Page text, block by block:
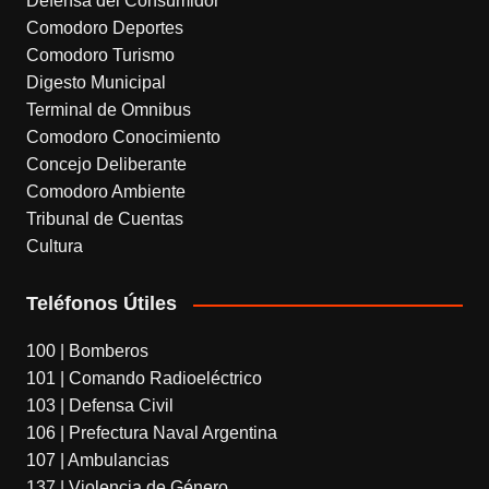
l
a
t
e
Comodoro Deportes
Comodoro Turismo
Digesto Municipal
Terminal de Omnibus
Comodoro Conocimiento
Concejo Deliberante
Comodoro Ambiente
Tribunal de Cuentas
Cultura
Teléfonos Útiles
100 | Bomberos
101 | Comando Radioeléctrico
103 | Defensa Civil
106 | Prefectura Naval Argentina
107 | Ambulancias